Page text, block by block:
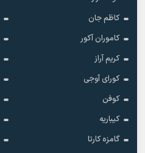
کاظم جان
کاموران آکور
کریم آراز
کورای آوجی
کوفن
کیباریه
گامزه کارتا